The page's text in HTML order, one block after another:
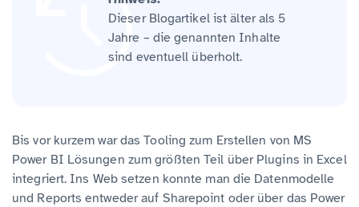
Dieser Blogartikel ist älter als 5
Jahre – die genannten Inhalte
sind eventuell überholt.
Bis vor kurzem war das Tooling zum Erstellen von MS
Power BI Lösungen zum größten Teil über Plugins in Excel
integriert. Ins Web setzen konnte man die Datenmodelle
und Reports entweder auf Sharepoint oder über das Power